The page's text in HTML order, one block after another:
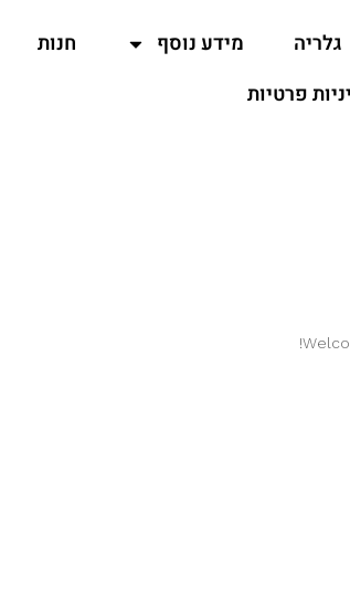
גלריה מידע נוסף חנות
פרטיות